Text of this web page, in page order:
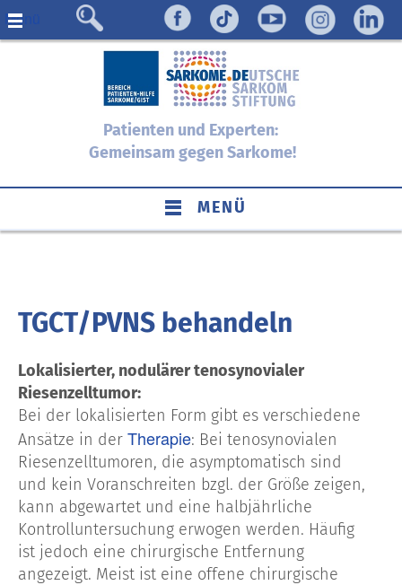
Menü
Patienten und Experten:
Gemeinsam gegen Sarkome!
MENÜ
TGCT/PVNS behandeln
Lokalisierter, nodulärer tenosynovialer
Riesenzelltumor:
Bei der lokalisierten Form gibt es verschiedene
Ansätze in der Therapie: Bei tenosynovialen
Riesenzelltumoren, die asymptomatisch sind
und kein Voranschreiten bzgl. der Größe zeigen,
kann abgewartet und eine halbjährliche
Kontrolluntersuchung erwogen werden. Häufig
ist jedoch eine chirurgische Entfernung
angezeigt. Meist ist eine offene chirurgische